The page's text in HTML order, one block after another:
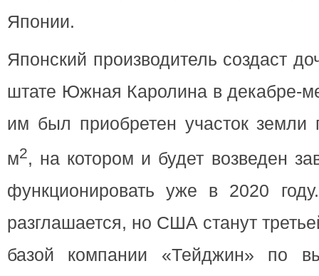
Японии.
Японский производитель создаст
штате Южная Каролина в декабре-
им был приобретен участок
м2, на котором и будет возведен
функционировать уже в 2020
разглашается, но США станут
базой компании «Тейджин» по